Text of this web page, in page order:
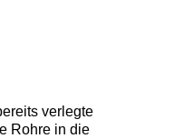
verlegte
Rohre in die